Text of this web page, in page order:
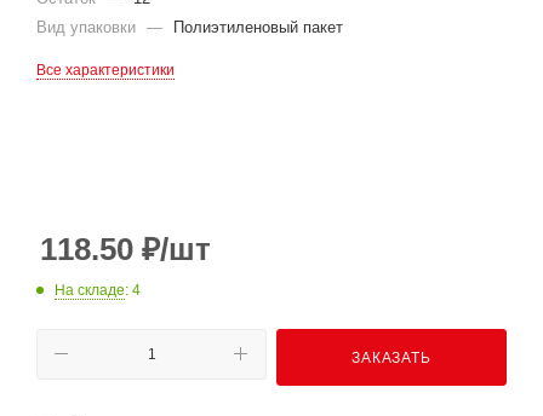
Вид упаковки — Полиэтиленовый пакет
Все характеристики
118.50 ₽/шт
На складе: 4
ЗАКАЗАТЬ